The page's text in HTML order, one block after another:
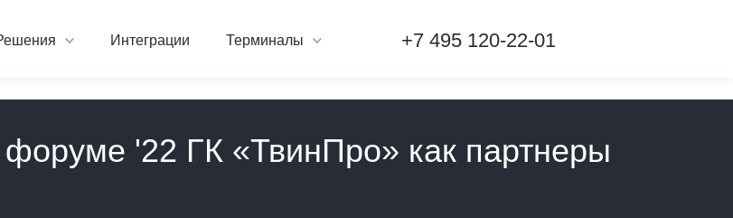
Интеграции Терминалы +7 495 120-22-01
'22 ГК «ТвинПро» как партнеры